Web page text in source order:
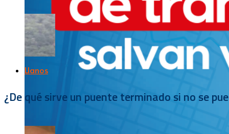
Llanos
¿De qué sirve un puente terminado si no se